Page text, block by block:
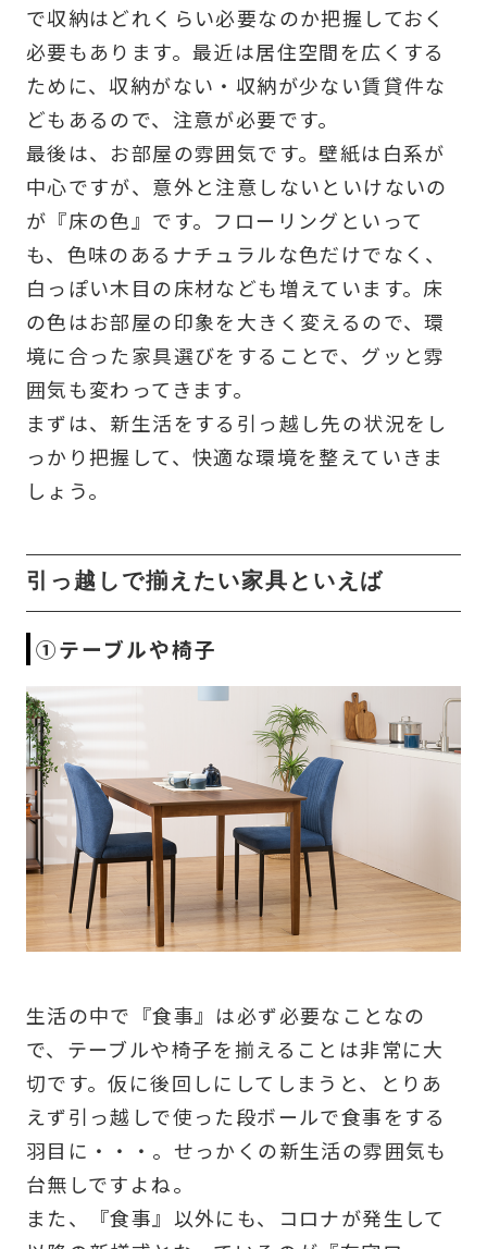
で収納はどれくらい必要なのか把握しておく
必要もあります。最近は居住空間を広くする
ために、収納がない・収納が少ない賃貸件な
どもあるので、注意が必要です。
最後は、お部屋の雰囲気です。壁紙は白系が
中心ですが、意外と注意しないといけないの
が『床の色』です。フローリングといって
も、色味のあるナチュラルな色だけでなく、
白っぽい木目の床材なども増えています。床
の色はお部屋の印象を大きく変えるので、環
境に合った家具選びをすることで、グッと雰
囲気も変わってきます。
まずは、新生活をする引っ越し先の状況をし
っかり把握して、快適な環境を整えていきま
しょう。
引っ越しで揃えたい家具といえば
①テーブルや椅子
生活の中で『食事』は必ず必要なことなの
で、テーブルや椅子を揃えることは非常に大
切です。仮に後回しにしてしまうと、とりあ
えず引っ越しで使った段ボールで食事をする
羽目に・・・。せっかくの新生活の雰囲気も
台無しですよね。
また、『食事』以外にも、コロナが発生して